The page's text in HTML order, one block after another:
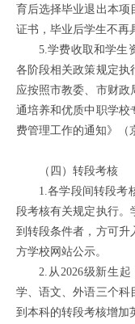
育后选择毕业退出本项
证书，毕业后学生不再
5.学费收取和学生
各阶段相关政策规定执
应按照市教委、市财政
通培养和优质中职学校
费管理工作的通知》（
（四）转段考核
1.各学段间转段考
段考核有关规定执行。
到转段条件者，方可升
方学校网站公示。
2.从2026级新生
学、语文、外语三个科
到本科的转段考核增加